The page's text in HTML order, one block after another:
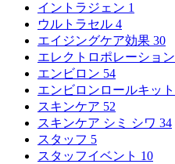
イントラジェン 1
ウルトラセル 4
エイジングケア効果 30
エレクトロポレーション
エンビロン 54
エンビロンロールキット
スキンケア 52
スキンケア シミ シワ 34
スタッフ 5
スタッフイベント 10